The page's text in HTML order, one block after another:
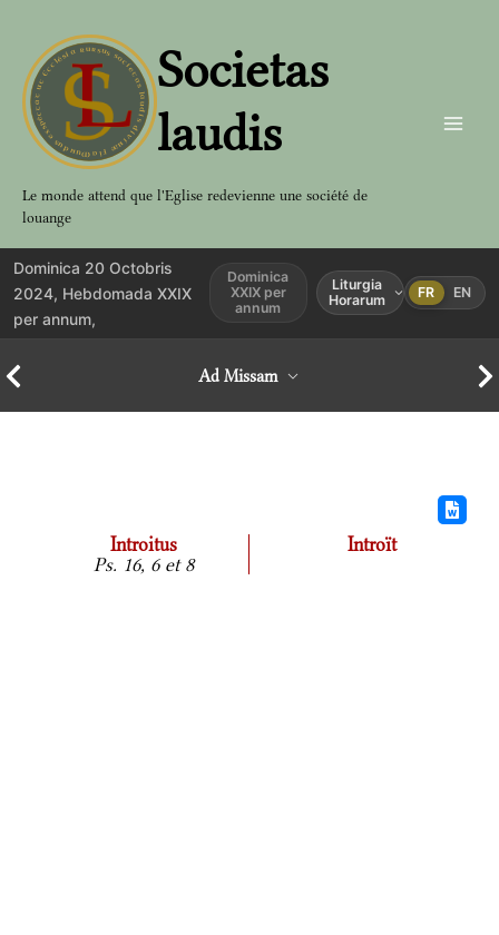
contenu
Societas
laudis
Le monde attend que l'Eglise redevienne une société de
louange
Dominica 20 Octobris
2024, Hebdomada XXIX
per annum,
Dominica
XXIX per
annum
Liturgia
Horarum
FR EN
Ad Missam
Introitus
Introït
Ps. 16, 6 et 8